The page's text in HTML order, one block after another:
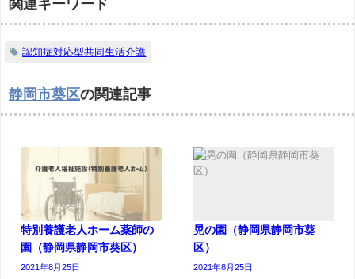
関連キーワード
認知症対応型共同生活介護
静岡市葵区の関連記事
特別養護老人ホーム薬師の
園（静岡県静岡市葵区）
2021年8月25日
晃の園（静岡県静岡市葵
区）
2021年8月25日